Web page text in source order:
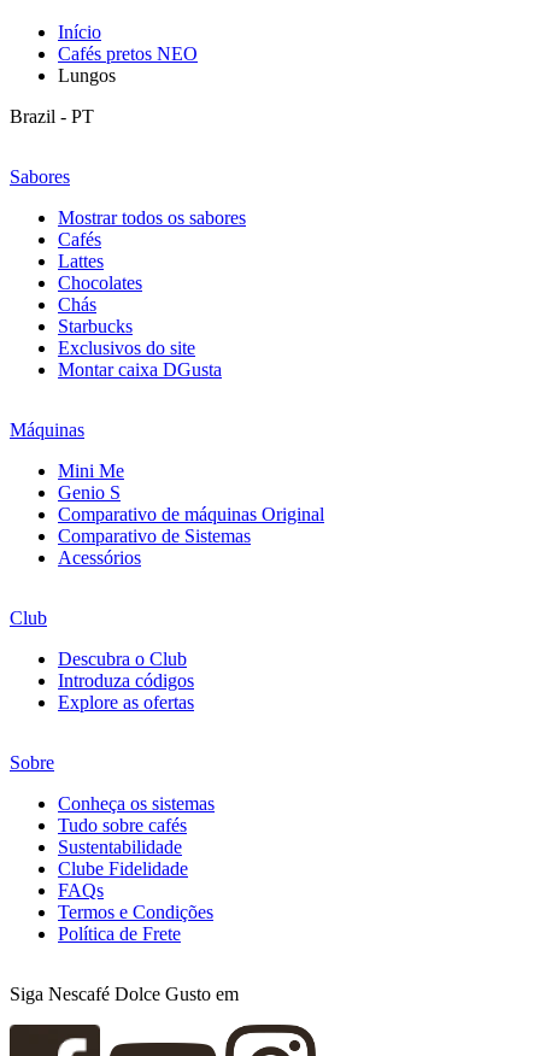
Início
Cafés pretos NEO
Lungos
Brazil - PT
Sabores
Mostrar todos os sabores
Cafés
Lattes
Chocolates
Chás
Starbucks
Exclusivos do site
Montar caixa DGusta
Máquinas
Mini Me
Genio S
Comparativo de máquinas Original
Comparativo de Sistemas
Acessórios
Club
Descubra o Club
Introduza códigos
Explore as ofertas
Sobre
Conheça os sistemas
Tudo sobre cafés
Sustentabilidade
Clube Fidelidade
FAQs
Termos e Condições
Política de Frete
Siga Nescafé Dolce Gusto em